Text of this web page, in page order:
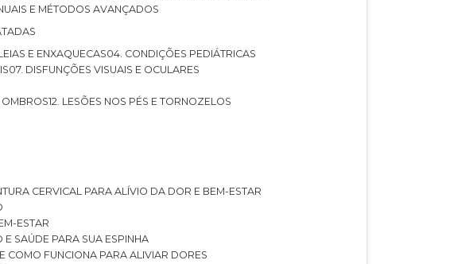
E MÉTODOS AVANÇADOS
E ENXAQUECAS
04. CONDIÇÕES PEDIÁTRICAS
07. DISFUNÇÕES VISUAIS E OCULARES
OMBROS 12. LESÕES NOS PÉS E TORNOZELOS
CERVICAL PARA ALÍVIO DA DOR E BEM-ESTAR
ESTAR
E SAÚDE PARA SUA ESPINHA
COMO FUNCIONA PARA ALIVIAR DORES